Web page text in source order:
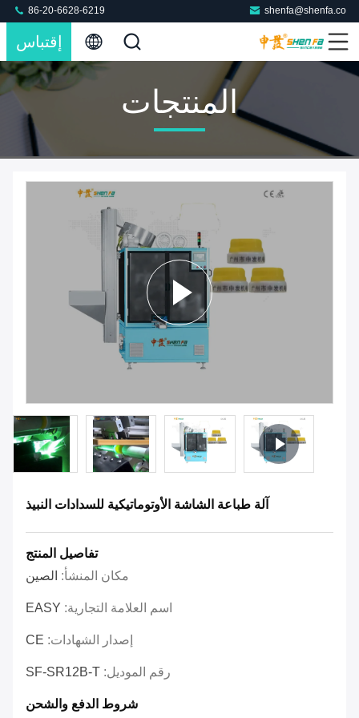
shenfa@shenfa.co
86-20-6628-6219
إقتباس
المنتجات
آلة طباعة الشاشة الأوتوماتيكية للسدادات النبيذ
تفاصيل المنتج
مكان المنشأ: الصين
اسم العلامة التجارية: EASY
إصدار الشهادات: CE
رقم الموديل: SF-SR12B-T
شروط الدفع والشحن